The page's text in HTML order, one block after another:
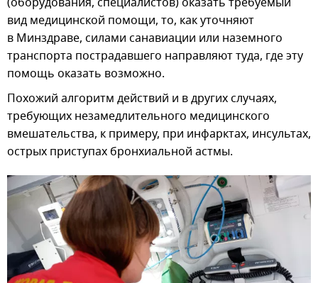
вид медицинской помощи, то, как уточняют
в Минздраве, силами санавиации или наземного
транспорта пострадавшего направляют туда, где эту
помощь оказать возможно.
Похожий алгоритм действий и в других случаях,
требующих незамедлительного медицинского
вмешательства, к примеру, при инфарктах, инсультах,
острых приступах бронхиальной астмы.